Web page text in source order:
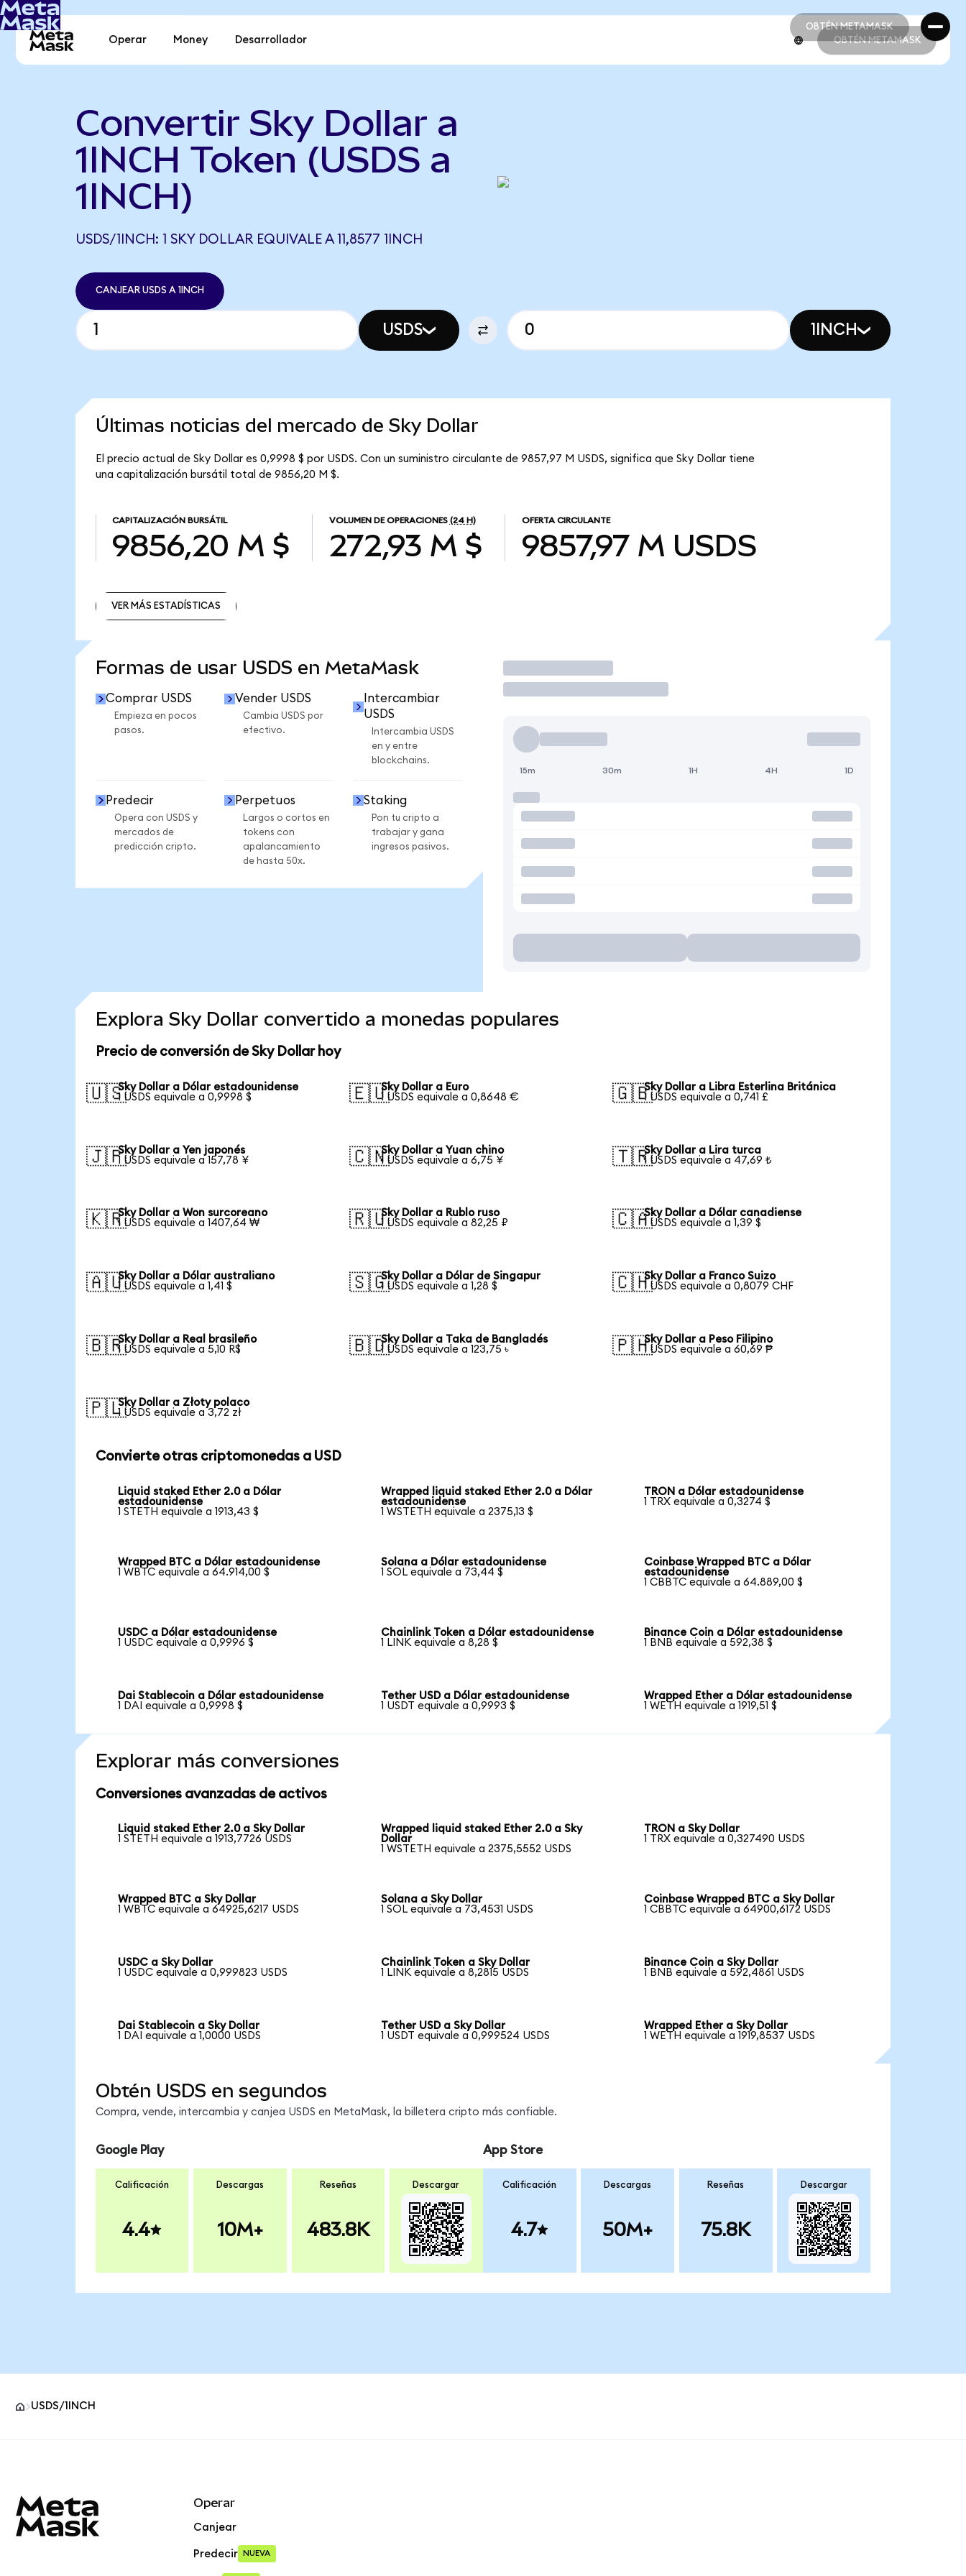
OBTÉN METAMASK
OBTÉN METAMASK
Operar Money Desarrollador OBTÉN METAMASK
Convertir Sky Dollar a
1INCH Token (USDS a
1INCH)
USDS/1INCH: 1 SKY DOLLAR EQUIVALE A 11,8577 1INCH
CANJEAR USDS A 1INCH
USDS 1INCH
Últimas noticias del mercado de Sky Dollar
El precio actual de Sky Dollar es 0,9998 $ por USDS. Con un suministro circulante de 9857,97 M USDS, significa que Sky Dollar tiene
una capitalización bursátil total de 9856,20 M $.
CAPITALIZACIÓN BURSÁTIL
9856,20 M $
VOLUMEN DE OPERACIONES (24 H)
272,93 M $
OFERTA CIRCULANTE
9857,97 M USDS
VER MÁS ESTADÍSTICAS
Formas de usar USDS en MetaMask
Comprar USDS
Empieza en pocos
pasos.
Vender USDS
Cambia USDS por
efectivo.
Intercambiar
USDS
Intercambia USDS
en y entre
blockchains.
Predecir
Opera con USDS y
mercados de
predicción cripto.
Perpetuos
Largos o cortos en
tokens con
apalancamiento
de hasta 50x.
Staking
Pon tu cripto a
trabajar y gana
ingresos pasivos.
Operar
15m 30m 1H 4H 1D
Explora Sky Dollar convertido a monedas populares
Precio de conversión de Sky Dollar hoy
🇺🇸Sky Dollar a Dólar estadounidense
1 USDS equivale a 0,9998 $
🇪🇺Sky Dollar a Euro
1 USDS equivale a 0,8648 €
🇬🇧Sky Dollar a Libra Esterlina Británica
1 USDS equivale a 0,741 £
🇯🇵Sky Dollar a Yen japonés
1 USDS equivale a 157,78 ¥
🇨🇳Sky Dollar a Yuan chino
1 USDS equivale a 6,75 ¥
🇹🇷Sky Dollar a Lira turca
1 USDS equivale a 47,69 ₺
🇰🇷Sky Dollar a Won surcoreano
1 USDS equivale a 1407,64 ₩
🇷🇺Sky Dollar a Rublo ruso
1 USDS equivale a 82,25 ₽
🇨🇦Sky Dollar a Dólar canadiense
1 USDS equivale a 1,39 $
🇦🇺Sky Dollar a Dólar australiano
1 USDS equivale a 1,41 $
🇸🇬Sky Dollar a Dólar de Singapur
1 USDS equivale a 1,28 $
🇨🇭Sky Dollar a Franco Suizo
1 USDS equivale a 0,8079 CHF
🇧🇷Sky Dollar a Real brasileño
1 USDS equivale a 5,10 R$
🇧🇩Sky Dollar a Taka de Bangladés
1 USDS equivale a 123,75 ৳
🇵🇭Sky Dollar a Peso Filipino
1 USDS equivale a 60,69 ₱
🇵🇱Sky Dollar a Złoty polaco
1 USDS equivale a 3,72 zł
Convierte otras criptomonedas a USD
Liquid staked Ether 2.0 a Dólar
estadounidense
1 STETH equivale a 1913,43 $
Wrapped liquid staked Ether 2.0 a Dólar
estadounidense
1 WSTETH equivale a 2375,13 $
TRON a Dólar estadounidense
1 TRX equivale a 0,3274 $
Wrapped BTC a Dólar estadounidense
1 WBTC equivale a 64.914,00 $
Solana a Dólar estadounidense
1 SOL equivale a 73,44 $
Coinbase Wrapped BTC a Dólar
estadounidense
1 CBBTC equivale a 64.889,00 $
USDC a Dólar estadounidense
1 USDC equivale a 0,9996 $
Chainlink Token a Dólar estadounidense
1 LINK equivale a 8,28 $
Binance Coin a Dólar estadounidense
1 BNB equivale a 592,38 $
Dai Stablecoin a Dólar estadounidense
1 DAI equivale a 0,9998 $
Tether USD a Dólar estadounidense
1 USDT equivale a 0,9993 $
Wrapped Ether a Dólar estadounidense
1 WETH equivale a 1919,51 $
Explorar más conversiones
Conversiones avanzadas de activos
Liquid staked Ether 2.0 a Sky Dollar
1 STETH equivale a 1913,7726 USDS
Wrapped liquid staked Ether 2.0 a Sky
Dollar
1 WSTETH equivale a 2375,5552 USDS
TRON a Sky Dollar
1 TRX equivale a 0,327490 USDS
Wrapped BTC a Sky Dollar
1 WBTC equivale a 64925,6217 USDS
Solana a Sky Dollar
1 SOL equivale a 73,4531 USDS
Coinbase Wrapped BTC a Sky Dollar
1 CBBTC equivale a 64900,6172 USDS
USDC a Sky Dollar
1 USDC equivale a 0,999823 USDS
Chainlink Token a Sky Dollar
1 LINK equivale a 8,2815 USDS
Binance Coin a Sky Dollar
1 BNB equivale a 592,4861 USDS
Dai Stablecoin a Sky Dollar
1 DAI equivale a 1,0000 USDS
Tether USD a Sky Dollar
1 USDT equivale a 0,999524 USDS
Wrapped Ether a Sky Dollar
1 WETH equivale a 1919,8537 USDS
Obtén USDS en segundos
Compra, vende, intercambia y canjea USDS en MetaMask, la billetera cripto más confiable.
Google Play
Calificación
4.4
Descargas
10M+
Reseñas
483.8K
Descargar
App Store
Calificación
4.7
Descargas
50M+
Reseñas
75.8K
Descargar
USDS/1INCH
Operar
Canjear
Predecir NUEVA